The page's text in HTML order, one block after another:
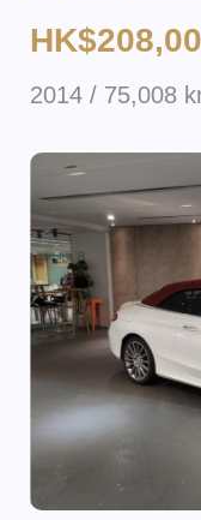
2014 / 75,008